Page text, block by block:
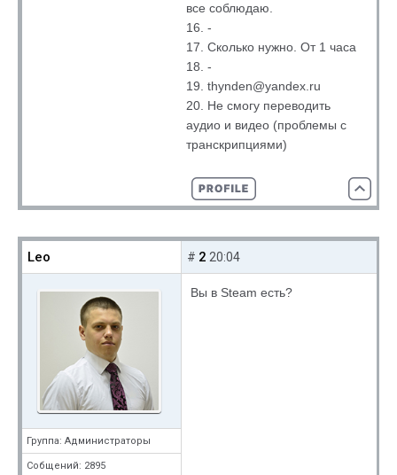
все соблюдаю.
16. -
17. Сколько нужно. От 1 часа
18. -
19. thynden@yandex.ru
20. Не смогу переводить
аудио и видео (проблемы с
транскрипциями)
Leo
Группа: Администраторы
Собщений: 2895
# 2 20:04
Вы в Steam есть?